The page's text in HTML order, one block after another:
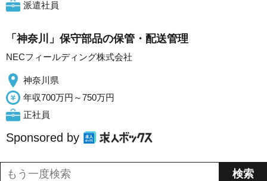
派遣社員
「神奈川」保守部品の保管・配送管理
NECフィールディング株式会社
神奈川県
年収700万円～750万円
正社員
Sponsored by